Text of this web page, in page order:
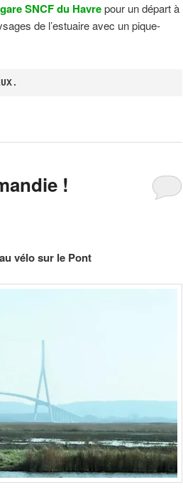
SNCF du Havrepour un départ à
de l’estuaire avec un pique-
!
vélo sur le Pont